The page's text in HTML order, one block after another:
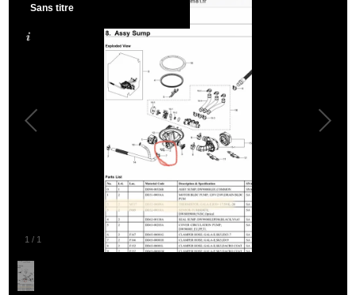
1 / 1
Sans titre